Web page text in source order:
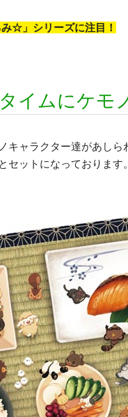
☆」シリーズに注目！
イムにケモ
キャラクター達があし
セットになっております。